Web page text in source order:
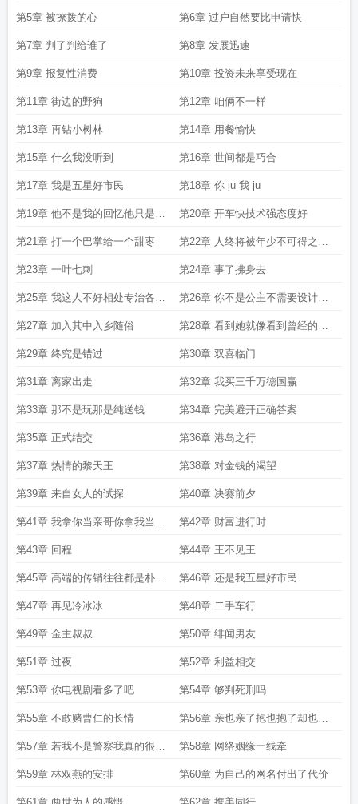
第5章 被撩拨的心 第6章 过户自然要比申请快
第7章 判了判给谁了 第8章 发展迅速
第9章 报复性消费 第10章 投资未来享受现在
第11章 街边的野狗 第12章 咱俩不一样
第13章 再钻小树林 第14章 用餐愉快
第15章 什么我没听到 第16章 世间都是巧合
第17章 我是五星好市民 第18章 你 ju 我 ju
第19章 他不是我的回忆他只是我
的伤疤
第20章 开车快技术强态度好
第21章 打一个巴掌给一个甜枣 第22章 人终将被年少不可得之物
困其一生
第23章 一叶七刺 第24章 事了拂身去
第25章 我这人不好相处专治各种
不服
第26章 你不是公主不需要设计那
么情节
第27章 加入其中入乡随俗 第28章 看到她就像看到曾经的自
己
第29章 终究是错过 第30章 双喜临门
第31章 离家出走 第32章 我买三千万德国赢
第33章 那不是玩那是纯送钱 第34章 完美避开正确答案
第35章 正式结交 第36章 港岛之行
第37章 热情的黎天王 第38章 对金钱的渴望
第39章 来自女人的试探 第40章 决赛前夕
第41章 我拿你当亲哥你拿我当表
弟
第42章 财富进行时
第43章 回程 第44章 王不见王
第45章 高端的传销往往都是朴素
的方式
第46章 还是我五星好市民
第47章 再见冷冰冰 第48章 二手车行
第49章 金主叔叔 第50章 绯闻男友
第51章 过夜 第52章 利益相交
第53章 你电视剧看多了吧 第54章 够判死刑吗
第55章 不敢赌曹仁的长情 第56章 亲也亲了抱也抱了却也分
手了
第57章 若我不是警察我真的很想
报警
第58章 网络姻缘一线牵
第59章 林双燕的安排 第60章 为自己的网名付出了代价